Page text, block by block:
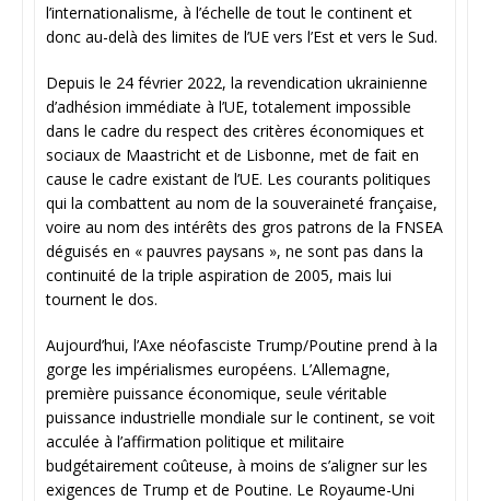
l’internationalisme, à l’échelle de tout le continent et
donc au-delà des limites de l’UE vers l’Est et vers le Sud.
Depuis le 24 février 2022, la revendication ukrainienne
d’adhésion immédiate à l’UE, totalement impossible
dans le cadre du respect des critères économiques et
sociaux de Maastricht et de Lisbonne, met de fait en
cause le cadre existant de l’UE. Les courants politiques
qui la combattent au nom de la souveraineté française,
voire au nom des intérêts des gros patrons de la FNSEA
déguisés en « pauvres paysans », ne sont pas dans la
continuité de la triple aspiration de 2005, mais lui
tournent le dos.
Aujourd’hui, l’Axe néofasciste Trump/Poutine prend à la
gorge les impérialismes européens. L’Allemagne,
première puissance économique, seule véritable
puissance industrielle mondiale sur le continent, se voit
acculée à l’affirmation politique et militaire
budgétairement coûteuse, à moins de s’aligner sur les
exigences de Trump et de Poutine. Le Royaume-Uni